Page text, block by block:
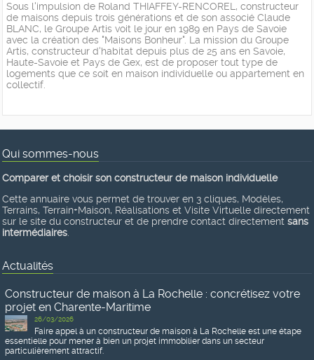
Sous l'impulsion de Roland THIAFFEY-RENCOREL, constructeur
de maisons depuis trois générations et de son associé Claude
BLANC, le Groupe Artis voit le jour en 1989 en Pays de Savoie
avec la création des "Maisons Bonheur". La mission du Groupe
Artis, constructeur d'habitat depuis plus de 25 ans en Savoie,
Haute-Savoie et Pays de Gex, est de proposer tout type de
logements que ce soit en maison individuelle ou appartement en
collectif.
Qui sommes-nous
Comparer et choisir son constructeur de maison individuelle
Cette annuaire vous permet de trouver en 3 cliques, Modèles,
Terrains, Terrain+Maison, Réalisations et Visite Virtuelle directement
sur le site du constructeur et de prendre contact directement sans
intermédiaires.
Actualités
Constructeur de maison à La Rochelle : concrétisez votre
projet en Charente-Maritime
26/03/2026
Faire appel à un constructeur de maison à La Rochelle est une étape
essentielle pour mener à bien un projet immobilier dans un secteur
particulièrement attractif.